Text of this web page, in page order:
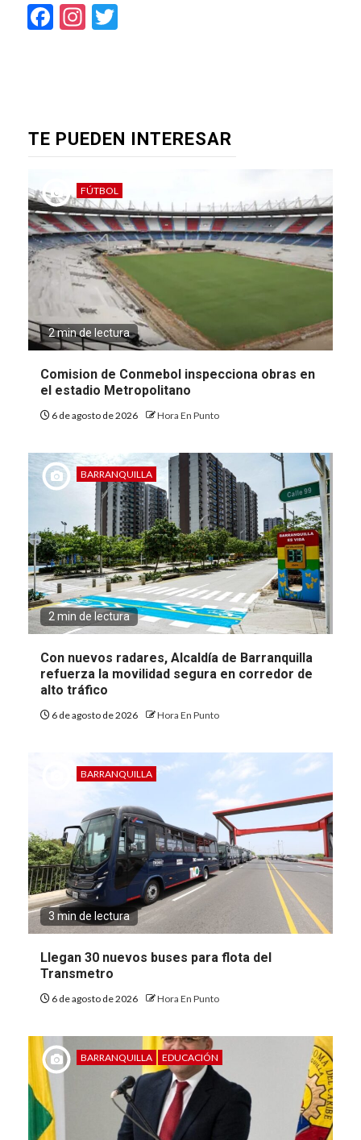
Facebook
Instagram
TE PUEDEN INTERESAR
FÚTBOL
2 min de lectura
Comision de Conmebol inspecciona obras en
el estadio Metropolitano
6 de agosto de 2026 Hora En Punto
BARRANQUILLA
2 min de lectura
Con nuevos radares, Alcaldía de Barranquilla
refuerza la movilidad segura en corredor de
alto tráfico
6 de agosto de 2026 Hora En Punto
BARRANQUILLA
3 min de lectura
Llegan 30 nuevos buses para flota del
Transmetro
6 de agosto de 2026 Hora En Punto
BARRANQUILLA EDUCACIÓN